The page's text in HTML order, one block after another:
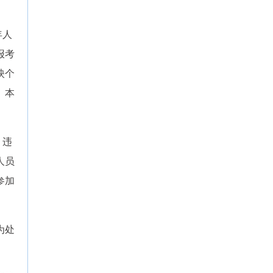
考
个
本
违
员
加
处